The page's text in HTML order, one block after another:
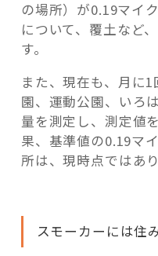
の場所）が0.19マイ
について、覆土など
す。
また、現在も、月に
園、運動公園、いろ
量を測定し、測定値
果、基準値の0.19マ
所は、現時点ではあ
スモーカーには住